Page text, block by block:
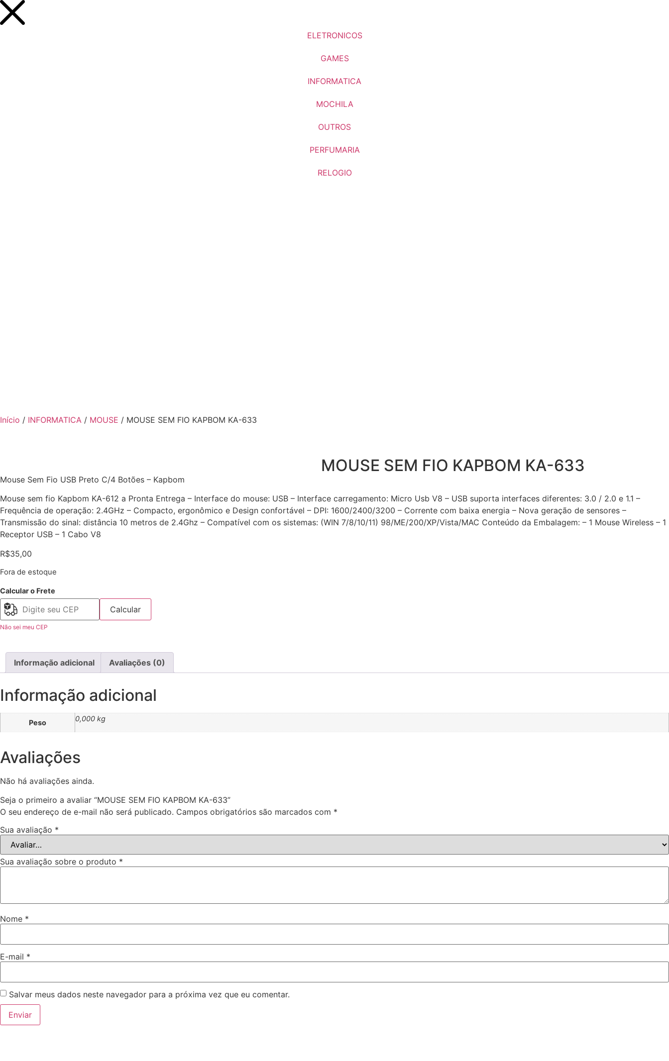
ELETRONICOS
GAMES
INFORMATICA
MOCHILA
OUTROS
PERFUMARIA
RELOGIO
Início / INFORMATICA / MOUSE / MOUSE SEM FIO KAPBOM KA-633
MOUSE SEM FIO KAPBOM KA-633
Mouse Sem Fio USB Preto C/4 Botões – Kapbom
Mouse sem fio Kapbom KA-612 a Pronta Entrega – Interface do mouse: USB – Interface carregamento: Micro Usb V8 – USB suporta interfaces diferentes: 3.0 / 2.0 e 1.1 –
Frequência de operação: 2.4GHz – Compacto, ergonômico e Design confortável – DPI: 1600/2400/3200 – Corrente com baixa energia – Nova geração de sensores –
Transmissão do sinal: distância 10 metros de 2.4Ghz – Compatível com os sistemas: (WIN 7/8/10/11) 98/ME/200/XP/Vista/MAC Conteúdo da Embalagem: – 1 Mouse Wireless – 1
Receptor USB – 1 Cabo V8
R$35,00
Fora de estoque
Calcular o Frete
Calcular
Não sei meu CEP
Informação adicional Avaliações (0)
Informação adicional
Peso 0,000 kg
Avaliações
Não há avaliações ainda.
Seja o primeiro a avaliar “MOUSE SEM FIO KAPBOM KA-633”
O seu endereço de e-mail não será publicado. Campos obrigatórios são marcados com *
Sua avaliação *
Sua avaliação sobre o produto *
Nome *
E-mail *
Salvar meus dados neste navegador para a próxima vez que eu comentar.